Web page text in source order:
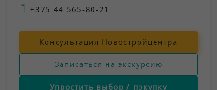
+375 44 565-80-21
Консультация Новостройцентра
Записаться на экскурсию
Упростить выбор / покупку